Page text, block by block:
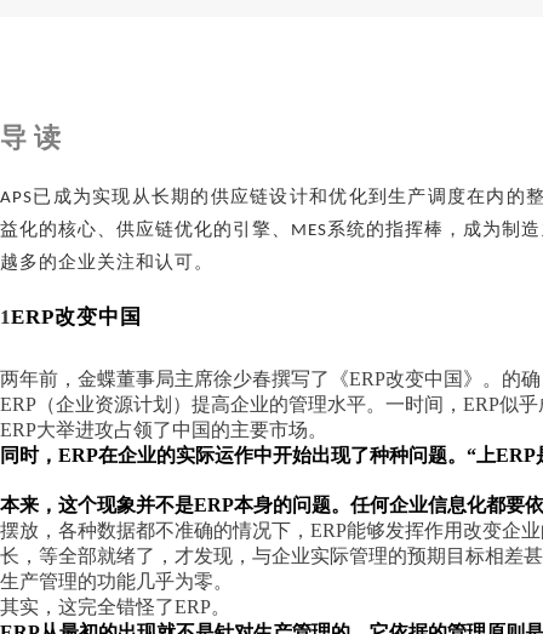
导 读
APS已成为实现从长期的供应链设计和优化到生产调度在内的
益化的核心、供应链优化的引擎、 MES系统的指挥棒，成为制
越多的企业关注和认可。
1ERP改变中国
两年前，金蝶董事局主席徐少春撰写了《ERP改变中国》。的
ERP（企业资源计划）提高企业的管理水平。一时间，ERP似
ERP大举进攻占领了中国的主要市场。
同时， ERP在企业的实际运作中开始出现了种种问题。“上
本来，这个现象并不是ERP本身的问题。任何企业信息化都要
摆放，各种数据都不准确的情况下， ERP能够发挥作用改变企
长，等全部就绪了，才发现，与企业实际管理的预期目标相差
生产管理的功能几乎为零。
其实，这完全错怪了ERP。